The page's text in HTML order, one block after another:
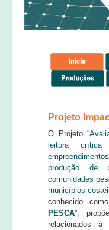
Equipe
Laudos e pareceres
Projeto
O Projeto “
leitura
produção de
comunidades
municípios
conhecido
PESCA”,
relacionados